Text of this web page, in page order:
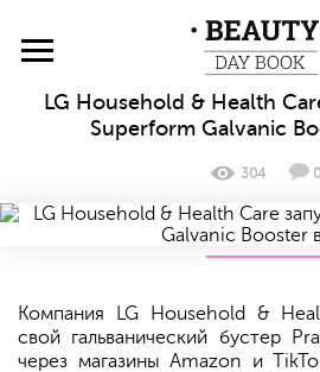
LG Household & Health
Superform Galvanic
304 0
Компания LG Household &
свой гальванический бустер
через магазины Amazon и